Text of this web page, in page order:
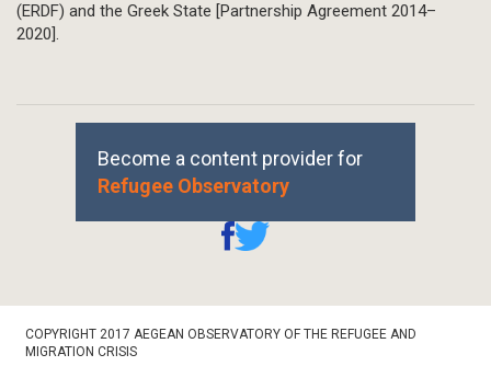
(ERDF) and the Greek State [Partnership Agreement 2014–
2020].
Become a content provider for
Refugee Observatory
Bottom
COPYRIGHT 2017 AEGEAN OBSERVATORY OF THE REFUGEE AND
MIGRATION CRISIS